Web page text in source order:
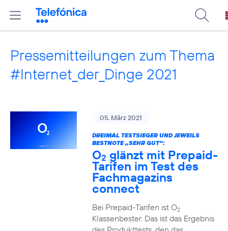
Pressemitteilungen zum Thema
#Internet_der_Dinge 2021
05. März 2021
DREIMAL TESTSIEGER UND JEWEILS
BESTNOTE „SEHR GUT“:
O2 glänzt mit Prepaid-
Tarifen im Test des
Fachmagazins
connect
Bei Prepaid-Tarifen ist O2
Klassenbester. Das ist das Ergebnis